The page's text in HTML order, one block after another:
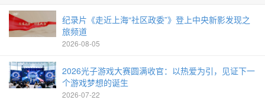
纪录片《走近上海“社区政委”》登上中央新影发现之
旅频道
2026-08-05
2026光子游戏大赛圆满收官：以热爱为引，见证下一
个游戏梦想的诞生
2026-07-22